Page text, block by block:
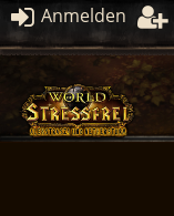
Anmelden